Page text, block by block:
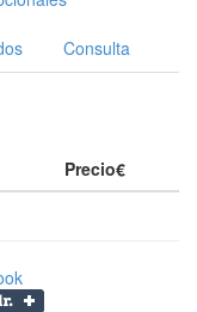
Consulta
Precio€